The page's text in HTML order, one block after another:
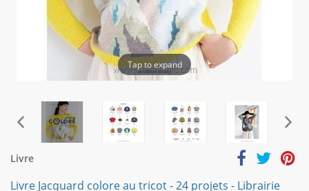
Tap to expand
Livre
Livre Jacquard colore au tricot - 24 projets - Librairie